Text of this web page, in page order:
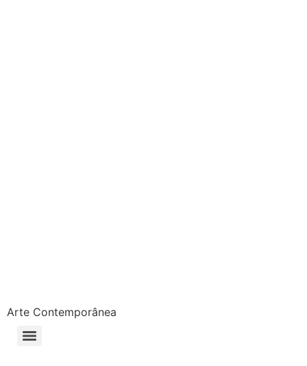
Arte Contemporânea